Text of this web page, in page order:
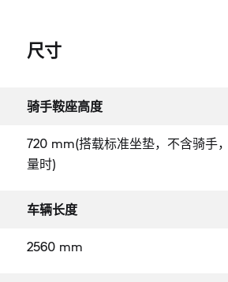
尺寸
骑手鞍座高度
720 mm(搭载标准坐垫，不含骑手
量时)
车辆长度
2560 mm